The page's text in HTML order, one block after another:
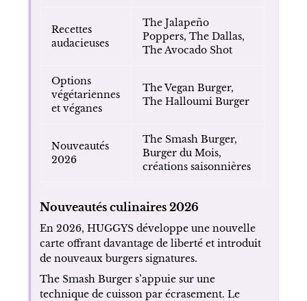
Recettes
audacieuses
The Jalapeño
Poppers, The Dallas,
The Avocado Shot
Options
végétariennes
et véganes
The Vegan Burger,
The Halloumi Burger
Nouveautés
2026
The Smash Burger,
Burger du Mois,
créations saisonnières
Nouveautés culinaires 2026
En 2026, HUGGYS développe une nouvelle
carte offrant davantage de liberté et introduit
de nouveaux burgers signatures.
The Smash Burger s’appuie sur une
technique de cuisson par écrasement. Le